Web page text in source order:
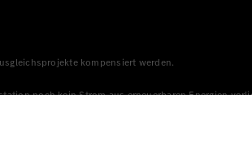
kompensiert werden.
noch kein Strom aus erneuerbaren Energien